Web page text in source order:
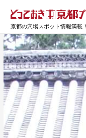
京都の穴場スポット情報満載！